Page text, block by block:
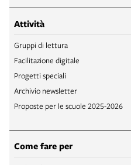
Attività
Gruppi di lettura
Facilitazione digitale
Progetti speciali
Archivio newsletter
Proposte per le scuole 2025-2026
Come fare per